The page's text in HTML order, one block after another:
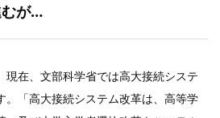
むが…
現在、文部科学省では高大接続システ
。「高大接続システム改革は、高等学